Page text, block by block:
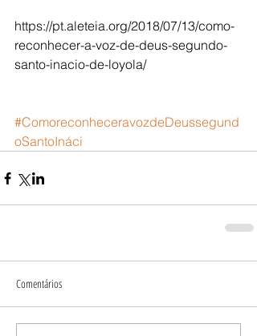
https://pt.aleteia.org/2018/07/13/como-
reconhecer-a-voz-de-deus-segundo-
santo-inacio-de-loyola/
#ComoreconheceravozdeDeussegund
oSantoInáci
Comentários